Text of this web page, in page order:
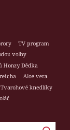
TV program
volby
Honzy Dědka
Aloe vera
Tvarohové knedlíky